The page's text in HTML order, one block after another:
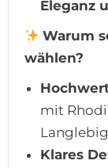
Eleganz
Warum
wählen?
mit
Klares